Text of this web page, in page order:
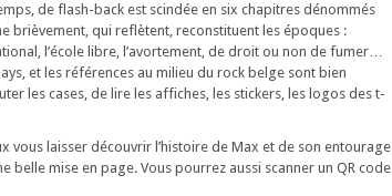
de flash-back est scindée en six chapitres dénommés
brièvement, qui reflètent, reconstituent les époques :
l’école libre, l’avortement, de droit ou non de fumer…
et les références au milieu du rock belge sont bien
les cases, de lire les affiches, les stickers, les logos des t-
vous laisser découvrir l’histoire de Max et de son entourage
belle mise en page. Vous pourrez aussi scanner un QR code